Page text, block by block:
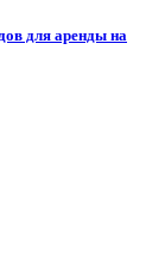
для аренды на